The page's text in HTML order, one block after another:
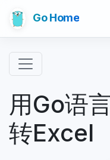
Go Home
用Go语
转Excel